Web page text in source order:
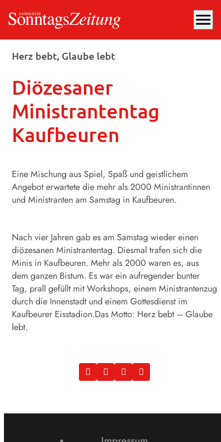
menu
Mittwoch, 13.05.2026, 10:35 Uhr
Herz bebt, Glaube lebt
Diözesaner
Ministrantentag
Kaufbeuren
Eine Mischung aus Spiel, Spaß und geistlichem
Angebot erwartete die mehr als 2000 Ministrantinnen
und Ministranten am Samstag in Kaufbeuren.
Nach vier Jahren gab es am Samstag wieder einen
diözesanen Ministrantentag. Diesmal trafen sich die
Minis in Kaufbeuren. Mehr als 2000 waren es, aus
dem ganzen Bistum. Es war ein aufregender bunter
Tag, prall gefüllt mit Workshops, einem Ministrantenzug
durch die Innenstadt und einem Gottesdienst im
Kaufbeurer Eisstadion.Das Motto: Herz bebt – Glaube
lebt.